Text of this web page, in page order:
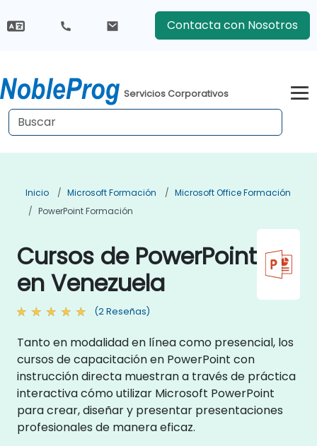
Contacta con Nosotros
Servicios Corporativos
Inicio Microsoft Formación
Microsoft Office Formación
PowerPoint Formación
Cursos de PowerPoint
en Venezuela
(2 Reseñas)
Tanto en modalidad en línea como presencial, los
cursos de capacitación en PowerPoint con
instrucción directa muestran a través de práctica
interactiva cómo utilizar Microsoft PowerPoint
para crear, diseñar y presentar presentaciones
profesionales de manera eficaz.